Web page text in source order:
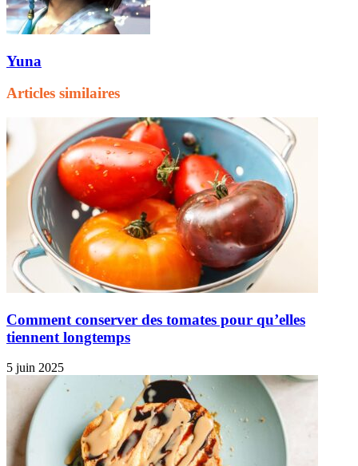
Yuna
Articles similaires
Comment conserver des tomates pour qu’elles
tiennent longtemps
5 juin 2025